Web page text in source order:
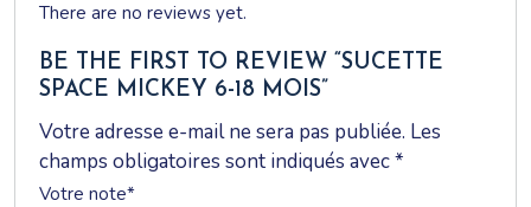
There are no reviews yet.
BE THE FIRST TO REVIEW “SUCETTE
SPACE MICKEY 6-18 MOIS”
Votre adresse e-mail ne sera pas publiée. Les
champs obligatoires sont indiqués avec*
Votre note*